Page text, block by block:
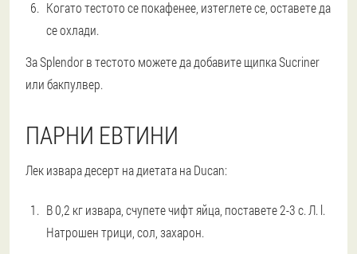
Когато тестото се покафенее, изтеглете се, оставете да
се охлади.
За Splendor в тестото можете да добавите щипка Sucriner
или бакпулвер.
ПАРНИ ЕВТИНИ
Лек извара десерт на диетата на Ducan:
В 0,2 кг извара, счупете чифт яйца, поставете 2-3 с. Л. l.
Натрошен трици, сол, захарон.